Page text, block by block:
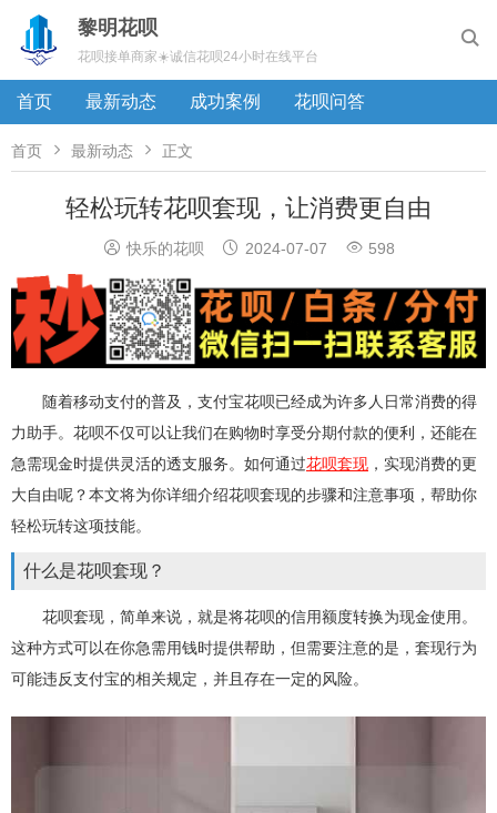

黎明花呗
花呗接单商家☀️诚信花呗24小时在线平台
首页 最新动态 成功案例 花呗问答
首页  最新动态  正文
轻松玩转花呗套现，让消费更自由
 快乐的花呗  2024-07-07  598
随着移动支付的普及，支付宝花呗已经成为许多人日常消费的得
力助手。花呗不仅可以让我们在购物时享受分期付款的便利，还能在
急需现金时提供灵活的透支服务。如何通过花呗套现 ，实现消费的更
大自由呢？本文将为你详细介绍花呗套现的步骤和注意事项，帮助你
轻松玩转这项技能。
什么是花呗套现？
花呗套现，简单来说，就是将花呗的信用额度转换为现金使用。
这种方式可以在你急需用钱时提供帮助，但需要注意的是，套现行为
可能违反支付宝的相关规定，并且存在一定的风险。